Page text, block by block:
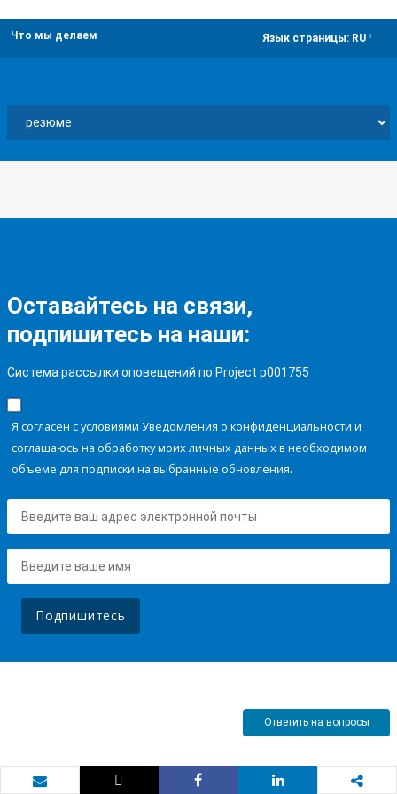
Что мы делаем Язык страницы: RU
Оставайтесь на связи,
подпишитесь на наши:
Система рассылки оповещений по Project p001755
Я согласен с условиями Уведомления о конфиденциальности и
соглашаюсь на обработку моих личных данных в необходимом
объеме для подписки на выбранные обновления.
Подпишитесь
Ответить на вопросы